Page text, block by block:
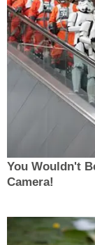
You Wouldn't
Camera!